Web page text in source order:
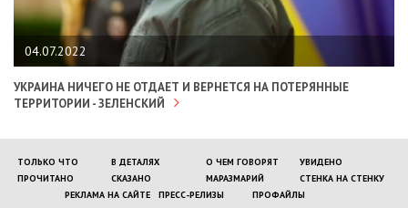
04.07.2022
УКРАИНА НИЧЕГО НЕ ОТДАЕТ И ВЕРНЕТСЯ НА ПОТЕРЯННЫЕ
ТЕРРИТОРИИ - ЗЕЛЕНСКИЙ
ТОЛЬКО ЧТО В ДЕТАЛЯХ О ЧЕМ ГОВОРЯТ
УВИДЕНО
ПРОЧИТАНО
СКАЗАНО МАРАЗМАРИЙ
СТЕНКА НА СТЕНКУ
РЕКЛАМА НА САЙТЕ
ПРЕСС-РЕЛИЗЫ ПРОФАЙЛЫ